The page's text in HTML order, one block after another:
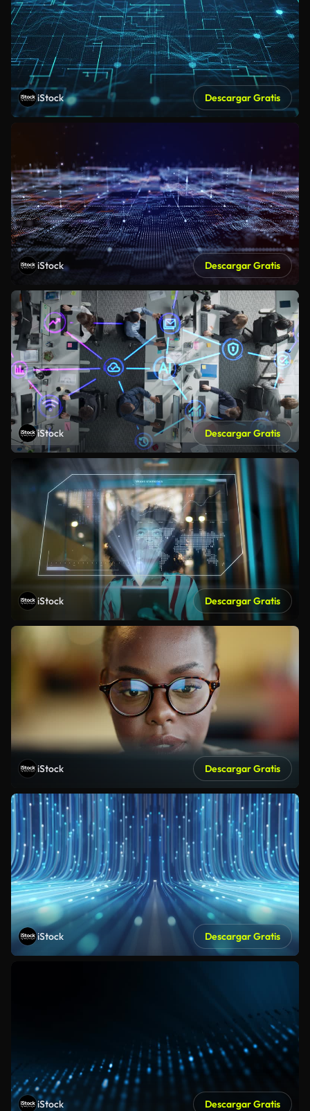
iStock Descargar Gratis
iStock Descargar Gratis
iStock Descargar Gratis
iStock Descargar Gratis
iStock Descargar Gratis
iStock Descargar Gratis
iStock Descargar Gratis